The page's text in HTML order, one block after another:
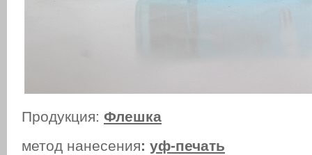
Продукция: Флешка
метод нанесения: уф-печать